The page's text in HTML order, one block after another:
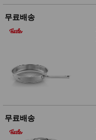
무료배송
무료배송